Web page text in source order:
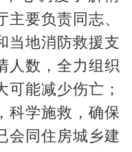
要负责同志、
当地消防救援支
人数，全力组织
可能减少伤亡；
科学施救，确保
会同住房城乡建